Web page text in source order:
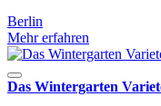
Berlin
Mehr erfahren
Das Wintergarten